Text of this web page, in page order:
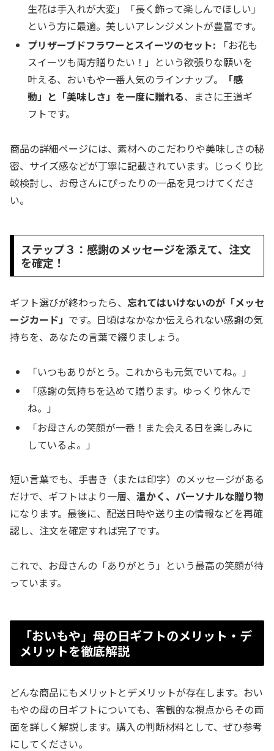
生花は手入れが大変」「長く飾って楽しんでほしい」
という方に最適。美しいアレンジメントが豊富です。
プリザーブドフラワーとスイーツのセット: 「お花も
スイーツも両方贈りたい！」という欲張りな願いを
叶える、おいもや一番人気のラインナップ。
「感
動」と「美味しさ」を一度に贈れる、まさに王道ギ
フトです。
商品の詳細ページには、素材へのこだわりや美味しさの秘
密、サイズ感などが丁寧に記載されています。じっくり比
較検討し、お母さんにぴったりの一品を見つけてくださ
い。
ステップ３：感謝のメッセージを添えて、注文
を確定！
ギフト選びが終わったら、 忘れてはいけないのが「メッセ
ージカード」 です。日頃はなかなか伝えられない感謝の気
持ちを、あなたの言葉で綴りましょう。
「いつもありがとう。これからも元気でいてね。」
「感謝の気持ちを込めて贈ります。ゆっくり休んで
ね。」
「お母さんの笑顔が一番！また会える日を楽しみに
しているよ。」
短い言葉でも、手書き（または印字）のメッセージがある
だけで、ギフトはより一層、 温かく、パーソナルな贈り物
になります。最後に、配送日時や送り主の情報などを再確
認し、注文を確定すれば完了です。
これで、お母さんの「ありがとう」という最高の笑顔が待
っています。
「おいもや」母の日ギフトのメリット・デ
メリットを徹底解説
どんな商品にもメリットとデメリットが存在します。おい
もやの母の日ギフトについても、客観的な視点からその両
面を詳しく解説します。購入の判断材料として、ぜひ参考
にしてください。